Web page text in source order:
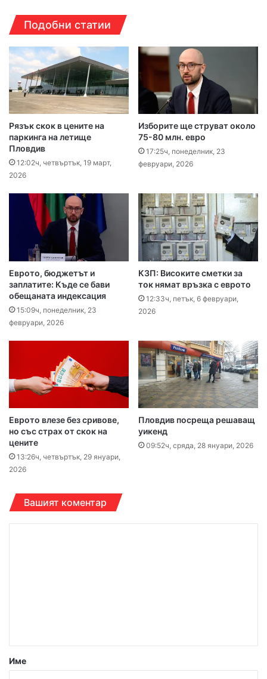
Подобни статии
Рязък скок в цените на
паркинга на летище
Пловдив
12:02ч, четвъртък, 19 март,
2026
Изборите ще струват около
75-80 млн. евро
17:25ч, понеделник, 23
февруари, 2026
Еврото, бюджетът и
заплатите: Къде се бави
обещаната индексация
15:09ч, понеделник, 23
февруари, 2026
КЗП: Високите сметки за
ток нямат връзка с еврото
12:33ч, петък, 6 февруари,
2026
Еврото влезе без сривове,
но със страх от скок на
цените
13:26ч, четвъртък, 29 януари,
2026
Пловдив посреща решаващ
уикенд
09:52ч, сряда, 28 януари, 2026
Вашият коментар
р
Име